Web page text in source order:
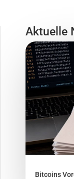
Aktuelle
Bitcoins